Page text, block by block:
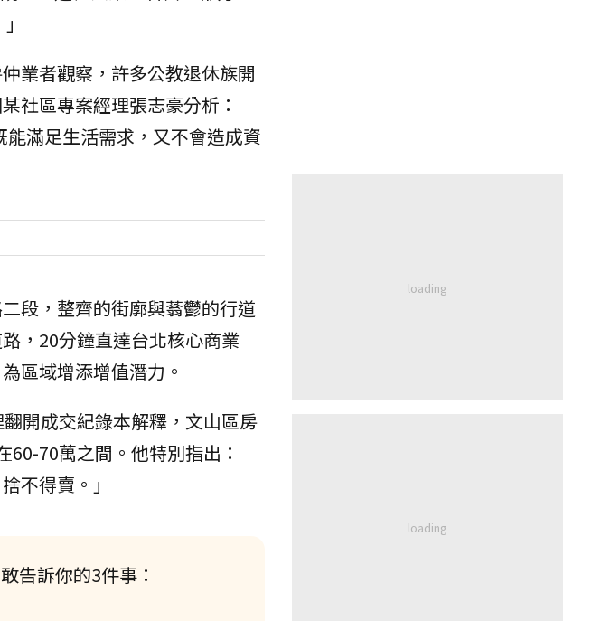
業者觀察，許多公教退休族開
社區專案經理張志豪分析：
能滿足生活需求，又不會造成資
段，整齊的街廓與蓊鬱的行道
，20分鐘直達台北核心商業
區域增添增值潛力。
開成交紀錄本解釋，文山區房
70萬之間。他特別指出：
不得賣。」
告訴你的3件事：